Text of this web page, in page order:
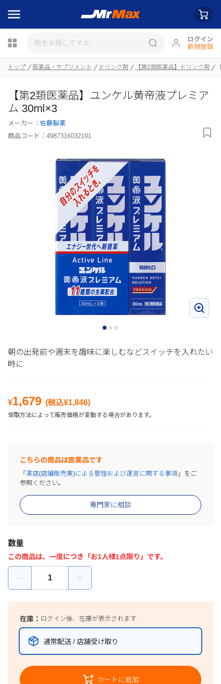
ログイン
新規登録
トップ 医薬品・サプリメント ドリンク剤 【第2類医薬品】ドリンク剤
【第2類医薬品】ユンケル黄帝液プレミア
ム 30ml×3
メーカー： 佐藤製薬
商品コード： 4987316032191
朝の出発前や週末を趣味に楽しむなどスイッチを入れたい
時に
¥1,679 (税込¥1,846)
受取方法によって販売価格が変動する場合があります。
こちらの商品は医薬品です
専門家に相談
「 薬店(店舗販売業)による管理および運営に関する事項 」をご
参照ください。
数量
この商品は、一度につき「お1人様1点限り」です。
在庫： ログイン後、在庫が表示されます
通常配送 / 店舗受け取り
カートに追加